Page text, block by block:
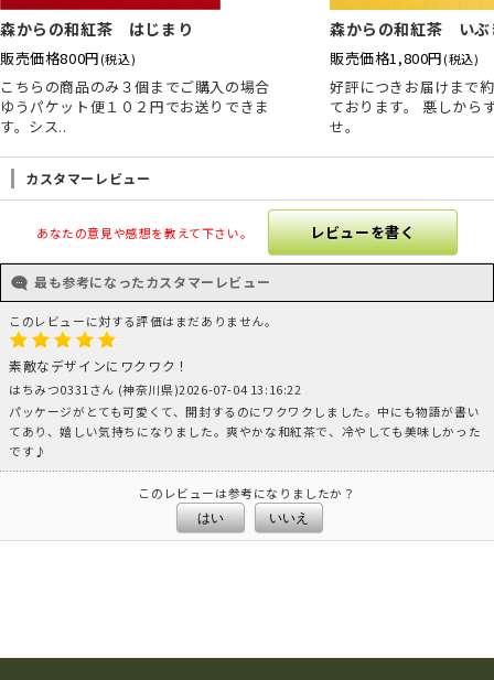
森からの和紅茶 はじまり
販売価格800円(税込)
こちらの商品のみ３個までご購入の場合
ゆうパケット便１０２円でお送りできま
す。シス..
森からの和紅茶 いぶ
販売価格1,800円(税込)
好評につきお届けまで
ております。 悪しから
せ。
カスタマーレビュー
あなたの意見や感想を教えて下さい。 レビューを書く
最も参考になったカスタマーレビュー
このレビューに対する評価はまだありません。
素敵なデザインにワクワク！
はちみつ0331さん (神奈川県)2026-07-04 13:16:22
パッケージがとても可愛くて、開封するのにワクワクしました。中にも物語が書い
てあり、嬉しい気持ちになりました。爽やかな和紅茶で、冷やしても美味しかった
です♪
このレビューは参考になりましたか？
はい いいえ